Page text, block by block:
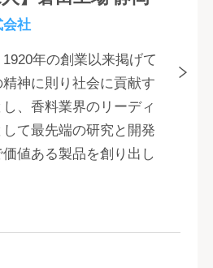
会社
年の創業以来掲げて
神に則り社会に貢献す
、香料業界のリーディ
て最先端の研究と開発
値ある製品を創り出し